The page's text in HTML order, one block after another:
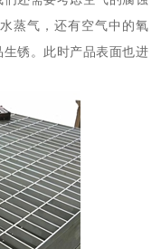
蒸气，还有空气中的氧
锈。此时产品表面也进